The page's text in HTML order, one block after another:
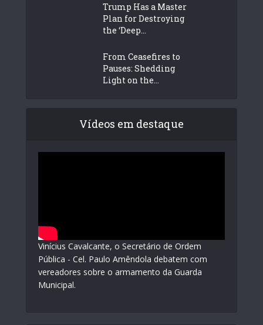
Trump Has a Master
Plan for Destroying
the ‘Deep...
From Ceasefires to
Pauses: Shedding
Light on the...
Vídeos em destaque
Vinícius Cavalcante, o Secretário de Ordem
Pública - Cel. Paulo Amêndola debatem com
vereadores sobre o armamento da Guarda
Municipal.